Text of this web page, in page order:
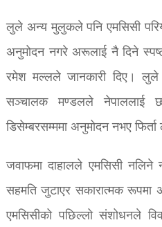
लुले अन्य मुलुकले पनि एमसिसी
अनुमोदन नगरे अरूलाई नै दिने
रमेश मल्लले जानकारी दिए।
सञ्चालक मण्डलले नेपाललाई
डिसेम्बरसम्ममा अनुमोदन नभए
जवाफमा दाहालले एमसिसी नलिने
सहमति जुटाएर सकारात्मक
एमसिसीको पछिल्लो संशोधनले